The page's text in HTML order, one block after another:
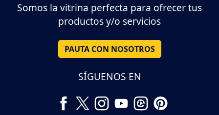
Somos la vitrina perfecta para ofrecer tus
productos y/o servicios
PAUTA CON NOSOTROS
SÍGUENOS EN